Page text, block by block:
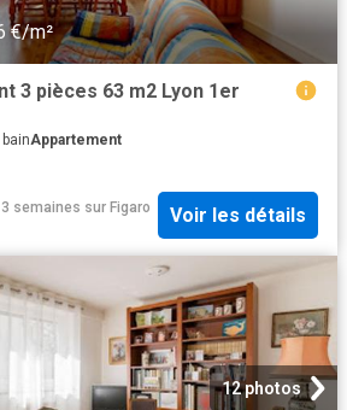
€/m²
3 pièces 63 m2 Lyon 1er
Appartement
semaines sur Figaro
Voir les détails
12 photos